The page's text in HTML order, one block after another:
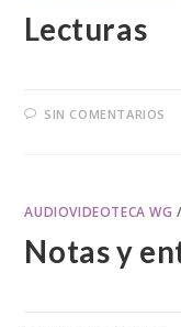
Lecturas
SIN COMENTARIOS
AUDIOVIDEOTECA WG
Notas y